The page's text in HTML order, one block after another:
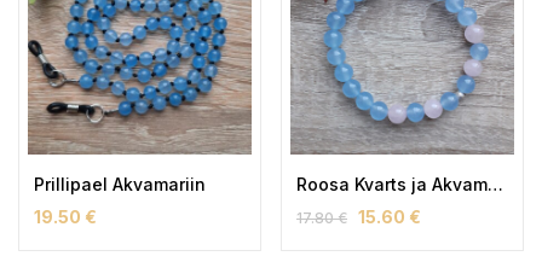
Prillipael Akvamariin
19.50 €
Roosa Kvarts ja Akvamariin Käevõru (naiste)
17.80€ 15.60 €